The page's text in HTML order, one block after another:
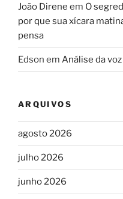
João Direne em O
por que sua xícara
pensa
Edson em Análise da
ARQUIVOS
agosto 2026
julho 2026
junho 2026